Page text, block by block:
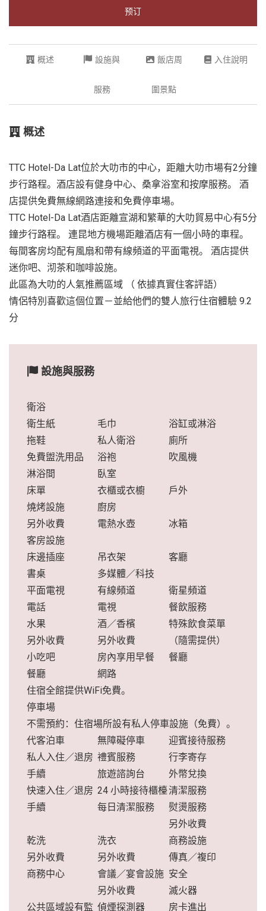
预订
概述 設施與
服務
飯店周
圍景點
入住說明
概述
TTC Hotel-Da Lat位於大叻市的中心，距離大叻市場有2分鐘
步行路程。酒店設有健身中心、桑拿浴室和按摩服務。 酒
店提供免費無線網路連接和免費停車場。
TTC Hotel-Da Lat酒店距離宣湖和繁華的大叻貿易中心有5分
鐘步行路程。 連昆地方機場距離酒店有一個小時的車程。
每間客房均配有風扇和帶有線頻道的平面電視。 酒店提供
迷你吧、沏茶和咖啡設施。
此區為大叻的人氣推薦區域 （ 依據真實住客評語）
情侶特別喜歡這個位置－並給他們的雙人旅行住宿體驗 9.2
分
設施與服務
衛浴
衛生紙
毛巾
浴缸或淋浴
拖鞋
私人衛浴
廁所
免費盥洗用品
浴袍
吹風機
淋浴間
臥室
床單
衣櫃或衣櫥
戶外
燒烤設施
另外收費
廚房
電熱水壺
冰箱
客房設施
床邊插座
吊衣架
客廳
書桌
多媒體／科技
平面電視
有線頻道
衛星頻道
電話
電視
餐飲服務
水果
另外收費
酒／香檳
另外收費
特殊飲食菜單
（隨需提供）
小吃吧
房內享用早餐
餐廳
餐廳
網路
住宿全館提供WiFi免費。
停車場
不需預約：住宿場所設有私人停車設施（免費）。
代客泊車
無障礙停車
迎賓接待服務
私人入住／退房
手續
禮賓服務
行李寄存
旅遊諮詢台
外幣兌換
快速入住／退房
手續
24 小時接待櫃檯清潔服務
每日清潔服務
熨燙服務
另外收費
乾洗
另外收費
洗衣
另外收費
商務設施
傳真／複印
商務中心
會議／宴會設施
另外收費
安全
滅火器
公共區域設有監 偵煙探測器 房卡進出